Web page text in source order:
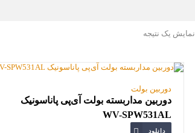
نمایش یک نتیجه
دوربین بولت
دوربین مداربسته بولت آی‌پی پاناسونیک
WV-SPW531AL
دانلود